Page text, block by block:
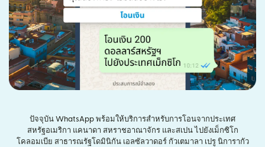
ปัจจุบัน WhatsApp พร้อมให้บริการสำหรับการโอนจากประเทศ
สหรัฐอเมริกา แคนาดา สหราชอาณาจักร และสเปน ไปยังเม็กซิโก
โคลอมเบีย สาธารณรัฐโดมินิกัน เอลซัลวาดอร์ กัวเตมาลา เปรู นิการากัว